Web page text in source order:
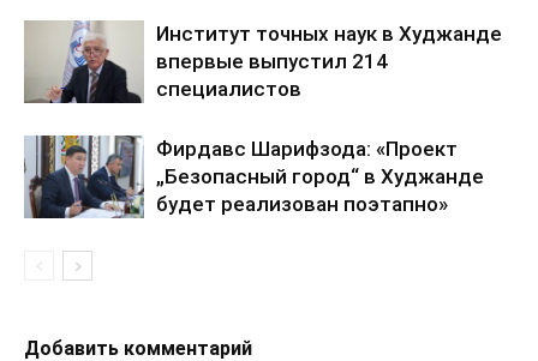
Институт точных наук в Худжанде
впервые выпустил 214
специалистов
Фирдавс Шарифзода: «Проект
„Безопасный город“ в Худжанде
будет реализован поэтапно»
Добавить комментарий